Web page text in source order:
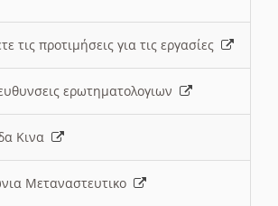
τις προτιμήσεις για τις εργασίες
ερωτηματολογιων
Κινα
Μεταναστευτικο